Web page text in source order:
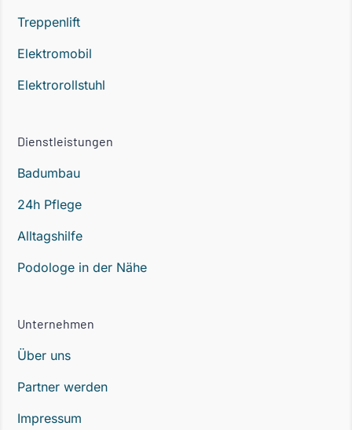
Treppenlift
Elektromobil
Elektrorollstuhl
Dienstleistungen
Badumbau
24h Pflege
Alltagshilfe
Podologe in der Nähe
Unternehmen
Über uns
Partner werden
Impressum